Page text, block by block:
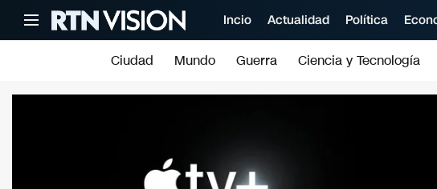
Incio Actualidad Política
Ciudad Mundo Guerra Ciencia y Tecnología